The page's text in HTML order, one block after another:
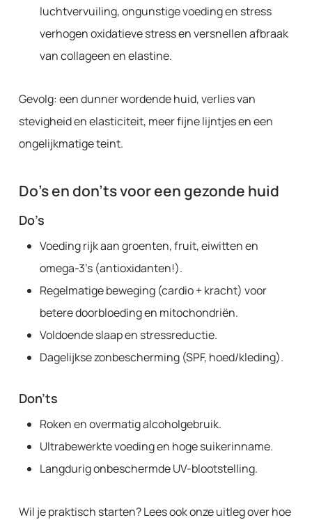
luchtvervuiling, ongunstige voeding en stress
verhogen oxidatieve stress en versnellen afbraak
van collageen en elastine.
Gevolg: een dunner wordende huid, verlies van
stevigheid en elasticiteit, meer fijne lijntjes en een
ongelijkmatige teint.
Do’s en don’ts voor een gezonde huid
Do’s
Voeding rijk aan groenten, fruit, eiwitten en
omega-3’s (antioxidanten!).
Regelmatige beweging (cardio + kracht) voor
betere doorbloeding en mitochondriën.
Voldoende slaap en stressreductie.
Dagelijkse zonbescherming (SPF, hoed/kleding).
Don’ts
Roken en overmatig alcoholgebruik.
Ultrabewerkte voeding en hoge suikerinname.
Langdurig onbeschermde UV-blootstelling.
Wil je praktisch starten? Lees ook onze uitleg over hoe